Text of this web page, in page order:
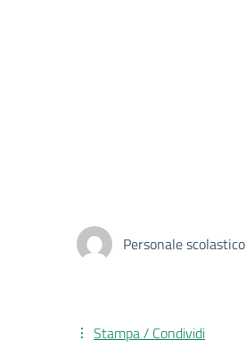
Personale scolastico
Stampa / Condividi